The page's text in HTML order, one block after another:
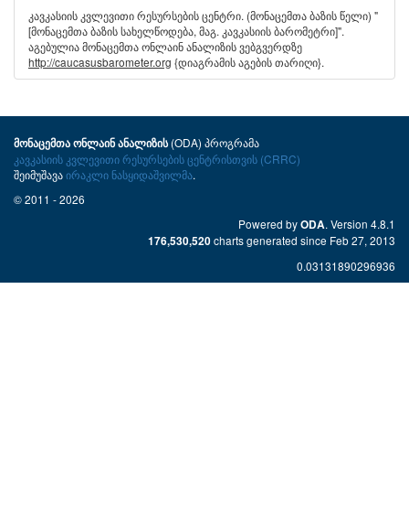
კავკასიის კვლევითი რესურსების ცენტრი. (მონაცემთა ბაზის წელი) "
[მონაცემთა ბაზის სახელწოდება, მაგ. კავკასიის ბარომეტრი]".
აგებულია მონაცემთა ონლაინ ანალიზის ვებგვერდზე
http://caucasusbarometer.org {დიაგრამის აგების თარიღი}.
მონაცემთა ონლაინ ანალიზის(ODA) პროგრამა
კავკასიის კვლევითი რესურსების ცენტრისთვის (CRRC)
შეიმუშავაირაკლი ნასყიდაშვილმა.
© 2011 - 2026
Powered byODA. Version 4.8.1
176,530,520charts generated since Feb 27, 2013
0.03131890296936